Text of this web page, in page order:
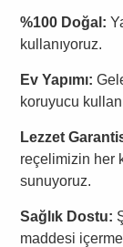
%100 Doğal:
kullanıyoruz.
Ev Yapımı:
koruyucu
Lezzet
reçelimizin her
sunuyoruz.
Sağlık Dostu:
maddesi